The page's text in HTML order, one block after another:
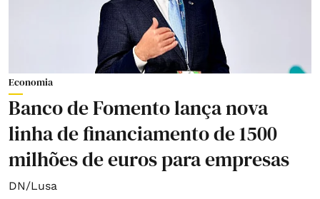
Economia
Banco de Fomento lança nova
linha de financiamento de 1500
milhões de euros para empresas
DN/Lusa